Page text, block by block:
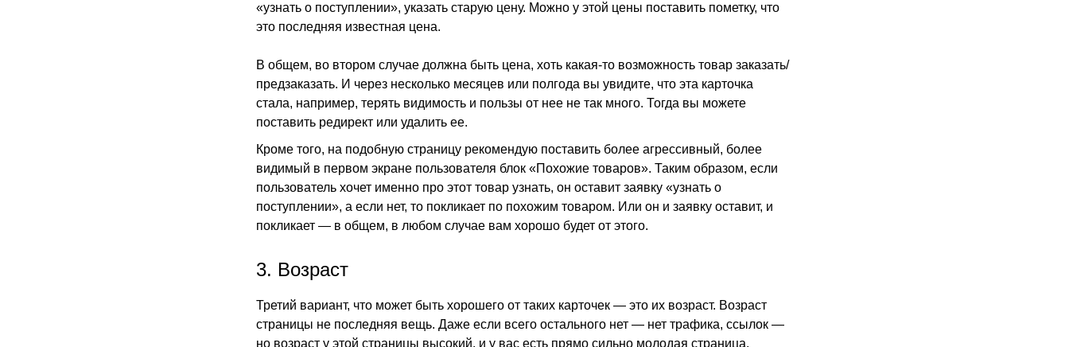
«узнать о поступлении», указать старую цену. Можно у этой цены поставить пометку, что
это последняя известная цена.
В общем, во втором случае должна быть цена, хоть какая-то возможность товар заказать/
предзаказать. И через несколько месяцев или полгода вы увидите, что эта карточка
стала, например, терять видимость и пользы от нее не так много. Тогда вы можете
поставить редирект или удалить ее.
Кроме того, на подобную страницу рекомендую поставить более агрессивный, более
видимый в первом экране пользователя блок «Похожие товаров». Таким образом, если
пользователь хочет именно про этот товар узнать, он оставит заявку «узнать о
поступлении», а если нет, то покликает по похожим товаром. Или он и заявку оставит, и
покликает — в общем, в любом случае вам хорошо будет от этого.
3. Возраст
Третий вариант, что может быть хорошего от таких карточек — это их возраст. Возраст
страницы не последняя вещь. Даже если всего остального нет — нет трафика, ссылок —
но возраст у этой страницы высокий, и у вас есть прямо сильно молодая страница,